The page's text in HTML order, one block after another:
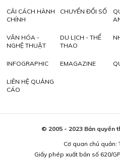
CẢI CÁCH HÀNH
CHÍNH
CHUYỂN ĐỔI SỐ
VĂN HÓA -
NGHỆ THUẬT
DU LỊCH - THỂ
THAO
INFOGRAPHIC EMAGAZINE
LIÊN HỆ QUẢNG
CÁO
© 2005 - 2023 Bản quyền
Cơ quan chủ quản:
Giấy phép xuất bản số 620/